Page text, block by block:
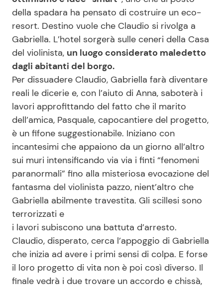
della spadara ha pensato di costruire un eco-
resort. Destino vuole che Claudio si rivolga a
Gabriella. L’hotel sorgerà sulle ceneri della Casa
del violinista, un luogo considerato maledetto
dagli abitanti del borgo.
Per dissuadere Claudio, Gabriella farà diventare
reali le dicerie e, con l’aiuto di Anna, saboterà i
lavori approfittando del fatto che il marito
dell’amica, Pasquale, capocantiere del progetto,
è un fifone suggestionabile. Iniziano con
incantesimi che appaiono da un giorno all’altro
sui muri intensificando via via i finti “fenomeni
paranormali” fino alla misteriosa evocazione del
fantasma del violinista pazzo, nient’altro che
Gabriella abilmente travestita. Gli scillesi sono
terrorizzati e
i lavori subiscono una battuta d’arresto.
Claudio, disperato, cerca l’appoggio di Gabriella
che inizia ad avere i primi sensi di colpa. E forse
il loro progetto di vita non è poi così diverso. Il
finale vedrà i due trovare un accordo e chissà,